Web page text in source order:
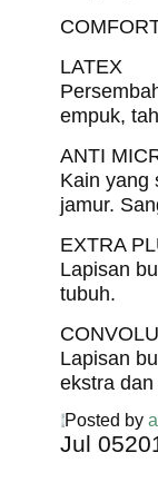
LATEX
empuk,
ANTI
Kain yang
jamur.
EXTRA
Lapisan
tubuh.
Lapisan
ekstra
Posted by
Jul 05